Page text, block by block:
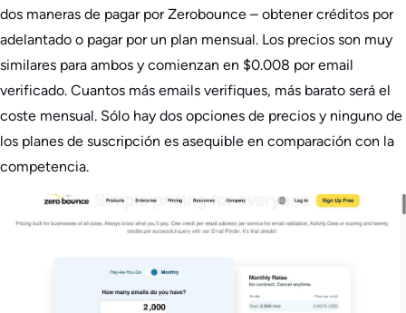
dos maneras de pagar por Zerobounce – obtener créditos por
adelantado o pagar por un plan mensual. Los precios son muy
similares para ambos y comienzan en $0.008 por email
verificado. Cuantos más emails verifiques, más barato será el
coste mensual. Sólo hay dos opciones de precios y ninguno de
los planes de suscripción es asequible en comparación con la
competencia.